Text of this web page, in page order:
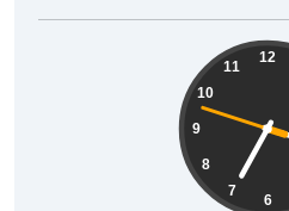
12
6
7
8
9
10
11